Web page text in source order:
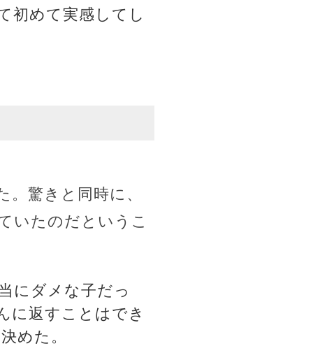
初めて実感してし
驚きと同時に、
いたのだというこ
にダメな子だっ
に返すことはでき
めた。